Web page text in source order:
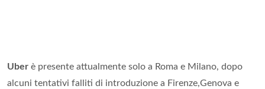
Uber è presente attualmente solo a Roma e Milano, dopo
alcuni tentativi falliti di introduzione a Firenze,Genova e